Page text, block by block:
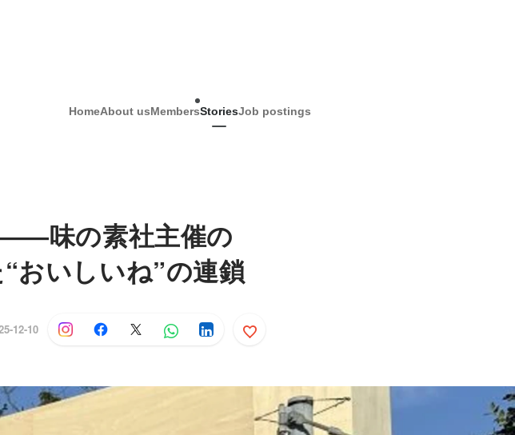
HomeAbout usMembersStoriesJob postings
味の素社主催の
おいしいね”の連鎖
12-10